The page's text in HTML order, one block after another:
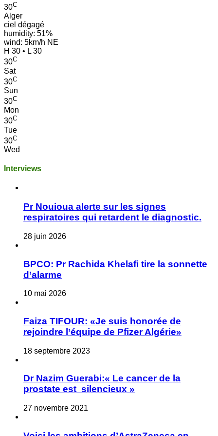
30C
Alger
ciel dégagé
humidity: 51%
wind: 5km/h NE
H 30 • L 30
30C
Sat
30C
Sun
30C
Mon
30C
Tue
30C
Wed
Interviews
Pr Nouioua alerte sur les signes
respiratoires qui retardent le diagnostic.
28 juin 2026
BPCO: Pr Rachida Khelafi tire la sonnette
d’alarme
10 mai 2026
Faiza TIFOUR: «Je suis honorée de
rejoindre l’équipe de Pfizer Algérie»
18 septembre 2023
Dr Nazim Guerabi:« Le cancer de la
prostate est silencieux »
27 novembre 2021